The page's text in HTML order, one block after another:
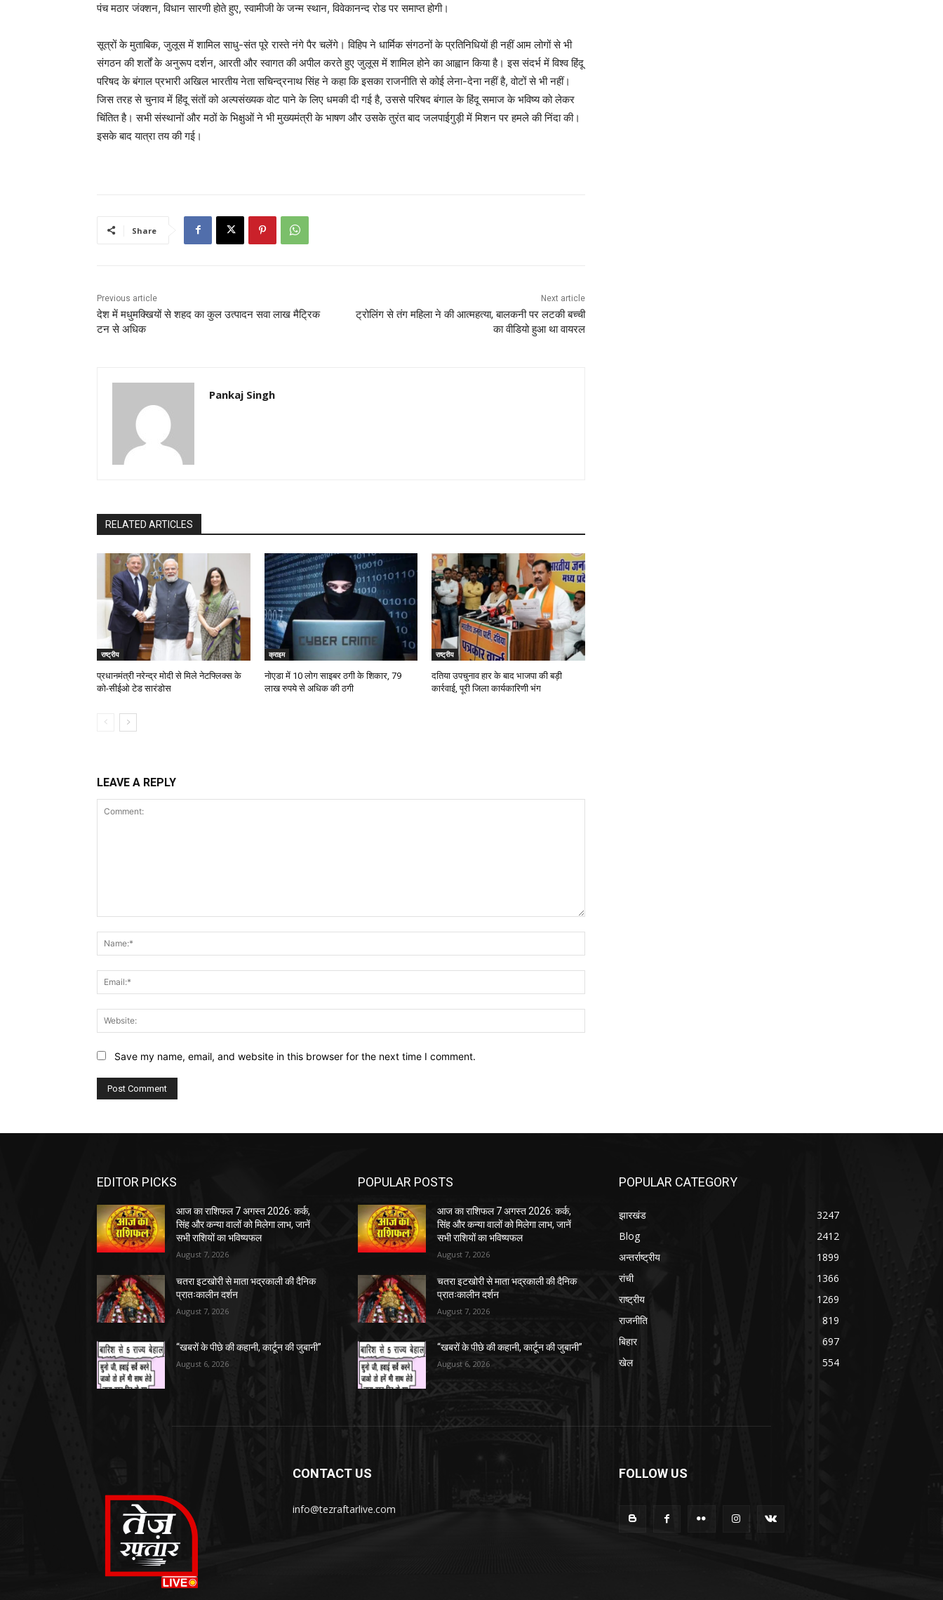
पंच मठार जंक्शन, विधान सारणी होते हुए, स्वामीजी के जन्म स्थान, विवेकानन्द रोड पर समाप्त होगी।
सूत्रों के मुताबिक, जुलूस में शामिल साधु-संत पूरे रास्ते नंगे पैर चलेंगे। विहिप ने धार्मिक संगठनों के प्रतिनिधियों ही नहीं आम लोगों से भी
संगठन की शर्तों के अनुरूप दर्शन, आरती और स्वागत की अपील करते हुए जुलूस में शामिल होने का आह्वान किया है। इस संदर्भ में विश्व हिंदू
परिषद के बंगाल प्रभारी अखिल भारतीय नेता सचिन्द्रनाथ सिंह ने कहा कि इसका राजनीति से कोई लेना-देना नहीं है, वोटों से भी नहीं।
जिस तरह से चुनाव में हिंदू संतों को अल्पसंख्यक वोट पाने के लिए धमकी दी गई है, उससे परिषद बंगाल के हिंदू समाज के भविष्य को लेकर
चिंतित है। सभी संस्थानों और मठों के भिक्षुओं ने भी मुख्यमंत्री के भाषण और उसके तुरंत बाद जलपाईगुड़ी में मिशन पर हमले की निंदा की।
इसके बाद यात्रा तय की गई।
Share
Previous article
देश में मधुमक्खियों से शहद का कुल उत्पादन सवा लाख मैट्रिक
टन से अधिक
Next article
ट्रोलिंग से तंग महिला ने की आत्महत्या, बालकनी पर लटकी बच्ची
का वीडियो हुआ था वायरल
Pankaj Singh
RELATED ARTICLES
राष्ट्रीय
प्रधानमंत्री नरेन्द्र मोदी से मिले नेटफ्लिक्स के
को-सीईओ टेड सारंडोस
क्राइम
नोएडा में 10 लोग साइबर ठगी के शिकार, 79
लाख रुपये से अधिक की ठगी
राष्ट्रीय
दतिया उपचुनाव हार के बाद भाजपा की बड़ी
कार्रवाई, पूरी जिला कार्यकारिणी भंग
LEAVE A REPLY
Save my name, email, and website in this browser for the next time I comment.
EDITOR PICKS
आज का राशिफल 7 अगस्त 2026: कर्क,
सिंह और कन्या वालों को मिलेगा लाभ, जानें
सभी राशियों का भविष्यफल
August 7, 2026
चतरा इटखोरी से माता भद्रकाली की दैनिक
प्रातःकालीन दर्शन
August 7, 2026
“खबरों के पीछे की कहानी, कार्टून की जुबानी”
August 6, 2026
POPULAR POSTS
आज का राशिफल 7 अगस्त 2026: कर्क,
सिंह और कन्या वालों को मिलेगा लाभ, जानें
सभी राशियों का भविष्यफल
August 7, 2026
चतरा इटखोरी से माता भद्रकाली की दैनिक
प्रातःकालीन दर्शन
August 7, 2026
“खबरों के पीछे की कहानी, कार्टून की जुबानी”
August 6, 2026
POPULAR CATEGORY
झारखंड
3247
Blog
2412
अन्तर्राष्ट्रीय
1899
रांची
1366
राष्ट्रीय
1269
राजनीति
819
बिहार
697
खेल
554
CONTACT US
info@tezraftarlive.com
FOLLOW US